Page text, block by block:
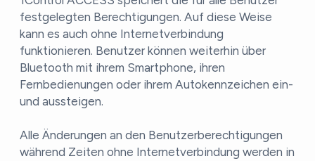
festgelegten Berechtigungen. Auf diese Weise
kann es auch ohne Internetverbindung
funktionieren. Benutzer können weiterhin über
Bluetooth mit ihrem Smartphone, ihren
Fernbedienungen oder ihrem Autokennzeichen ein-
und aussteigen.
Alle Änderungen an den Benutzerberechtigungen
während Zeiten ohne Internetverbindung werden in